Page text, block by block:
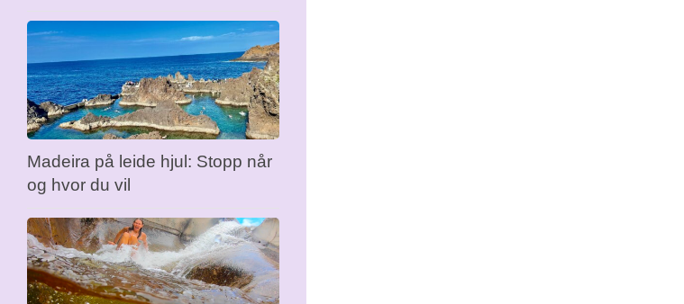
Madeira på leide hjul: Stopp når
og hvor du vil